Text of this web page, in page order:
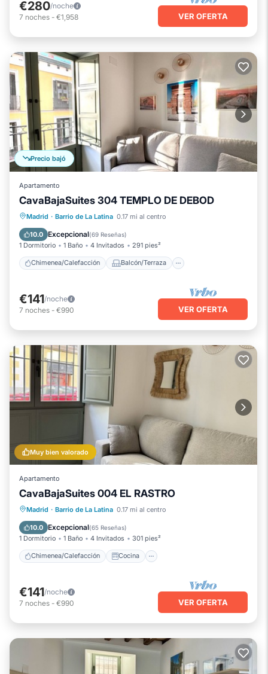
€280/noche
7 noches - €1,958 VER OFERTA
Precio bajó
Apartamento
CavaBajaSuites 304 TEMPLO DE DEBOD
Madrid · Barrio de La Latina 0.17 mi al centro
10.0 Excepcional(69 Reseñas)
1 Dormitorio 1 Baño 4 Invitados 291 pies²
Chimenea/Calefacción Balcón/Terraza
Chimenea/Calefacción
Balcón/Terraza
Cocina
Aire acondicionado
€141/noche
7 noches - €990 VER OFERTA
Muy bien valorado
Apartamento
CavaBajaSuites 004 EL RASTRO
Madrid · Barrio de La Latina 0.17 mi al centro
10.0 Excepcional(65 Reseñas)
1 Dormitorio 1 Baño 4 Invitados 301 pies²
Chimenea/Calefacción Cocina
Chimenea/Calefacción
Cocina
Aire acondicionado
€141/noche
7 noches - €990 VER OFERTA